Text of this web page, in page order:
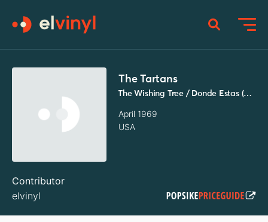
The Tartans
The Wishing Tree / Donde Estas (Amor)
April 1969
USA
Contributor
elvinyl